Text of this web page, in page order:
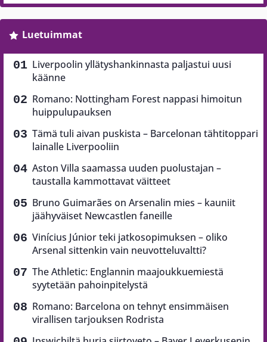
Luetuimmat
Liverpoolin yllätyshankinnasta paljastui uusi
käänne
Romano: Nottingham Forest nappasi himoitun
huippulupauksen
Tämä tuli aivan puskista – Barcelonan tähtitoppari
lainalle Liverpooliin
Aston Villa saamassa uuden puolustajan –
taustalla kammottavat väitteet
Bruno Guimarães on Arsenalin mies – kauniit
jäähyväiset Newcastlen faneille
Vinícius Júnior teki jatkosopimuksen – oliko
Arsenal sittenkin vain neuvotteluvaltti?
The Athletic: Englannin maajoukkuemiestä
syytetään pahoinpitelystä
Romano: Barcelona on tehnyt ensimmäisen
virallisen tarjouksen Rodrista